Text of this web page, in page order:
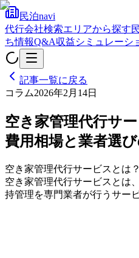
民泊navi
代行会社検索エリアから探す
ち情報Q&A収益シミュレーシ
記事一覧に戻る
コラム2026年2月14日
空き家管理代行サ
費用相場と業者選
空き家管理代行サービスとは
空き家管理代行サービスとは
持管理を専門業者が行うサー